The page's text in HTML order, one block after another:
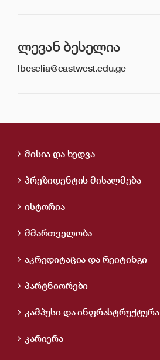
ᲚᲔᲕᲐᲜ ᲑᲔᲡᲔᲚᲘᲐ
lbeselia@eastwest.edu.ge
მისია და ხედვა
პრეზიდენტის მისალმება
ისტორია
მმართველობა
აკრედიტაცია და რეიტინგი
პარტნიორები
კამპუსი და ინფრასტრუქტურა
კარიერა